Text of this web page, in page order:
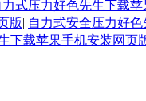
力式压力好色先生下载
版| 自力式安全压力好
下载苹果手机安装网页